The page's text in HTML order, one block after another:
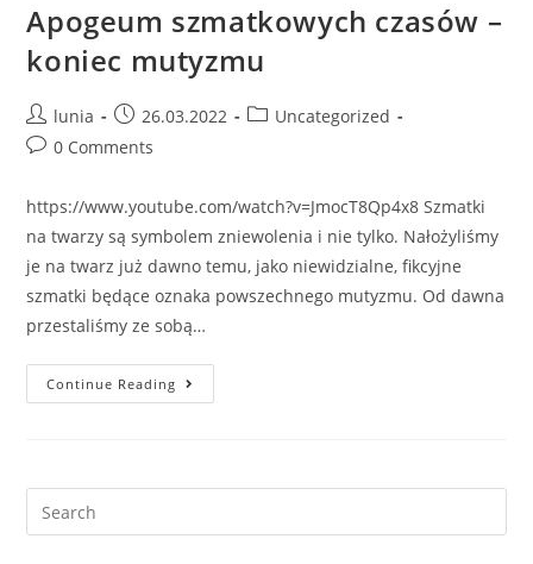
Apogeum szmatkowych czasów –
koniec mutyzmu
Post
author:
lunia
Post
published:
26.03.2022
PostUncategorized
Post0 Comments
https://www.youtube.com/watch?v=JmocT8Qp4x8 Szmatki
na twarzy są symbolem zniewolenia i nie tylko. Nałożyliśmy
je na twarz już dawno temu, jako niewidzialne, fikcyjne
szmatki będące oznaka powszechnego mutyzmu. Od dawna
przestaliśmy ze sobą…
Continue Reading Apogeum
Szmatkowych
Search
this